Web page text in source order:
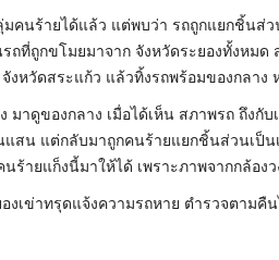
คนร้ายได้แล้ว แต่พบว่า รถถูกแยกชิ้นส่
ถที่ถูกขโมยมาจาก จังหวัดระยองทั้งหม
งหวัดสระแก้ว แล้วทิ้งรถพร้อมของกลา
มาดูของกลาง เมื่อได้เห็น สภาพรถ ถึงกั
สน แต่กลับมาถูกคนร้ายแยกชิ้นส่วนเป็น
ร้ายแก็งนี้มาให้ได้ เพราะภาพจากกล้อง